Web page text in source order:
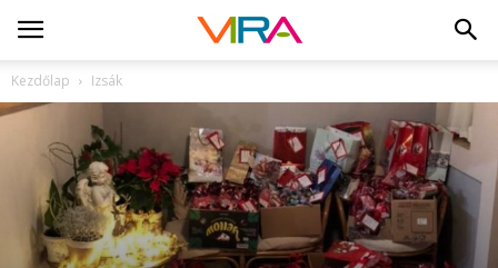
Kezdőlap Izsák